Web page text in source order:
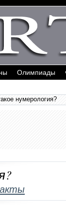
Олимпиады
нумерология?